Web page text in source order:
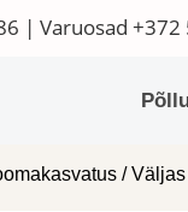
| Varuosad +372
/